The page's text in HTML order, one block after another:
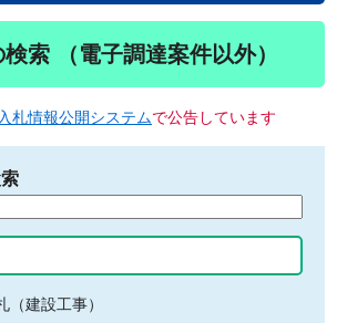
索 （電子調達案件以外）
入札情報公開システムで公告しています
（建設工事）